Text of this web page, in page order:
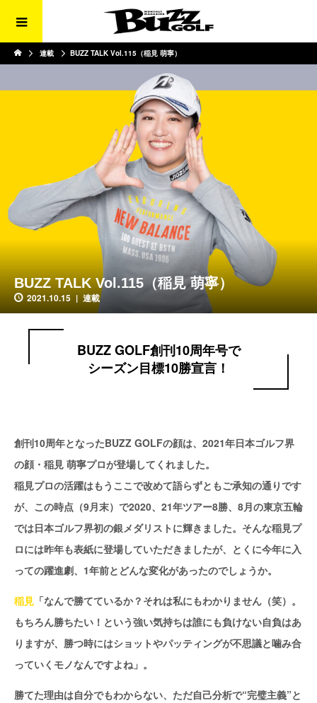
連載 BUZZ TALK Vol.115（稲見 萌寧）
BUZZ TALK Vol.115（稲見 萌寧）
2021.10.15 連載
BUZZ GOLF創刊10周年号で
シーズン目標10勝宣言！
創刊10周年となったBUZZ GOLFの顔は、2021年日本ゴルフ界
の顔・稲見 萌寧プロが登場してくれました。
稲見プロの活躍はもうここで改めて語らずともご承知の通りです
が、この時点（9月末）で2020、21年ツアー8勝、8月の東京五輪
では日本ゴルフ界初の銀メダリストに輝きました。そんな稲見プ
ロには昨年も表紙に登場していただきましたが、とくに今年に入
っての躍進劇、1年前とどんな変化があったのでしょうか。
稲見 「なんで勝てているか？それは私にもわかりません（笑）。
もちろん勝ちたい！という強い気持ちは誰にも負けない自負はあ
りますが、勝つ時にはショットやパッティングが不思議と噛み合
っていくモノなんですよね」。
勝てた理由は自分でもわからない、ただ自己分析で“完璧主義”と